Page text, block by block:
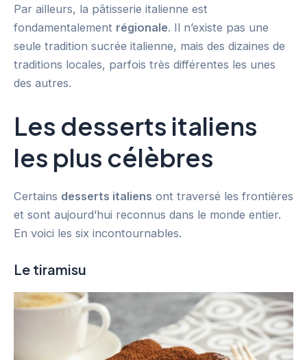
Par ailleurs, la pâtisserie italienne est
fondamentalement régionale. Il n’existe pas une
seule tradition sucrée italienne, mais des dizaines de
traditions locales, parfois très différentes les unes
des autres.
Les desserts italiens
les plus célèbres
Certains desserts italiens ont traversé les frontières
et sont aujourd’hui reconnus dans le monde entier.
En voici les six incontournables.
Le tiramisu